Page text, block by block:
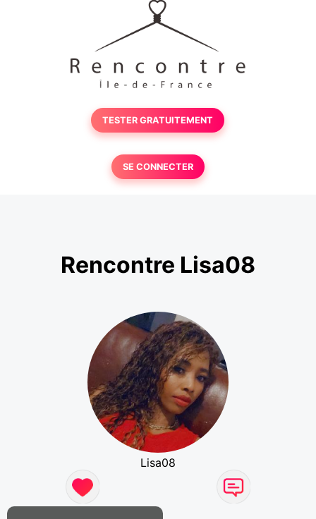
TESTER GRATUITEMENT
SE CONNECTER
Rencontre Lisa08
Lisa08